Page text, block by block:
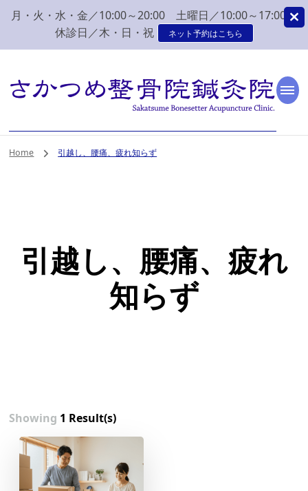
月・火・水・金／10:00～20:00 土曜日／10:00～17:00
休診日／木・日・祝
ネット予約はこちら
新潟市 秋葉区 肩こり
腰痛 整体 鍼灸はさか
鍼灸院へ。みなさまの気持ちに寄り添い、丁寧な問診、治療をさせて
Home 引越し、腰痛、疲れ知らず
引越し、腰痛、疲れ
知らず
Showing 1 Result(s)